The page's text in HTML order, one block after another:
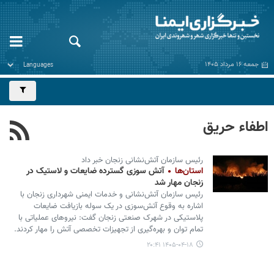
جمعه ۱۶ مرداد ۱۴۰۵
اطفاء حريق
رئیس سازمان آتش‌نشانی زنجان خبر داد
استان‌ها
آتش سوزی گسترده ضایعات و لاستیک در
زنجان مهار شد
رئیس سازمان آتش‌نشانی و خدمات ایمنی شهرداری زنجان با
اشاره به وقوع آتش‌سوزی در یک سوله بازیافت ضایعات
پلاستیکی در شهرک صنعتی زنجان گفت: نیروهای عملیاتی با
تمام توان و بهره‌گیری از تجهیزات تخصصی آتش را مهار کردند.
۱۴۰۵-۰۴-۱۸ ۲۰:۴۱